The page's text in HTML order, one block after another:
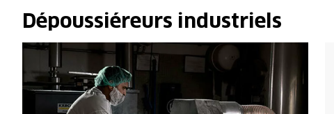
Dépoussiéreurs industriels